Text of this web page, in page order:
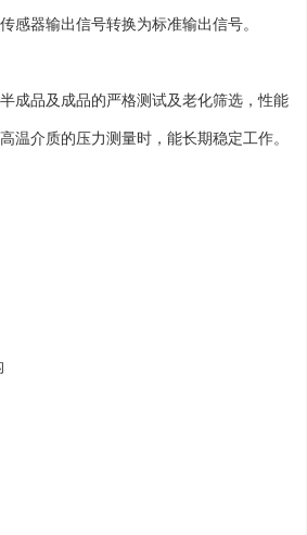
感器输出信号转换为标准输出信号。
成品及成品的严格测试及老化筛选，性能
温介质的压力测量时，能长期稳定工作。